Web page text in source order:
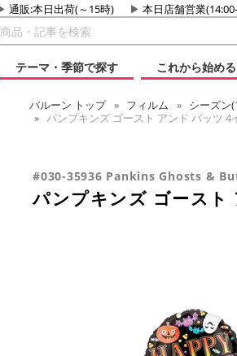
通販:本日出荷(～15時) 本日店舗営業
テーマ・季節で探す
これから始める
バルーン トップ フィルム シーズン
パンプキンズ ゴースト アンド バッツ 4
#030-35936 Pankins Ghosts &
パンプキンズ ゴースト